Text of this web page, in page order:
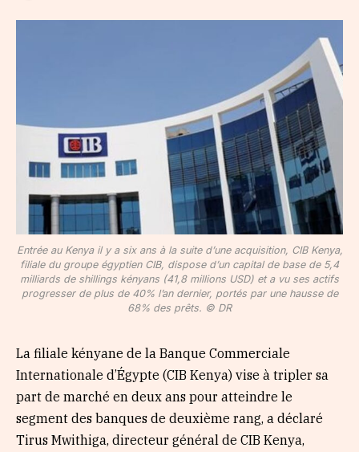
Entrée au Kenya il y a six ans à la suite d’une acquisition, CIB Kenya,
filiale du groupe égyptien CIB, dispose d’un capital de base de 5,4
milliards de shillings kényans (41,8 millions USD) et a vu ses actifs
progresser de plus de 40% l’an dernier, portés par une hausse de
68% des prêts. © DR
La filiale kényane de la Banque Commerciale
Internationale d’Égypte (CIB Kenya) vise à tripler sa
part de marché en deux ans pour atteindre le
segment des banques de deuxième rang, a déclaré
Tirus Mwithiga, directeur général de CIB Kenya,